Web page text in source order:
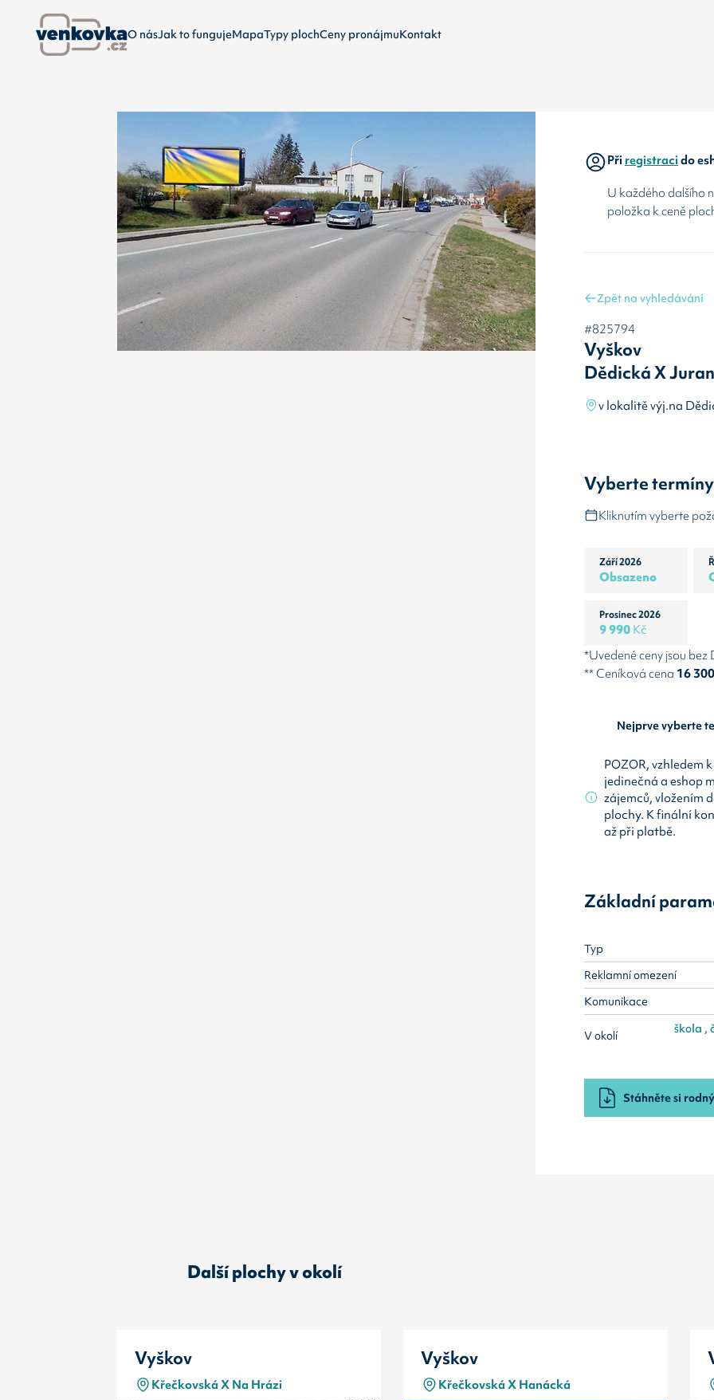
O násJak to fungujeMapaTypy plochCeny pronájmuKontakt
Přiregistracido
U každého dalšího
položka k ceně
Zpět na vyhledávání
#825794
Vyškov
Dědická X
v lokalitě výj.na
Vyberte
Kliknutím vyberte
Září 2026
Obsazeno
Prosinec 2026
9 990Kč
*Uvedené ceny jsou bez
** Ceníková cena 16 300
Nejprve vyberte
POZOR, vzhledem
jedinečná a eshop
zájemců, vložením
plochy. K finální
až při platbě.
Základní
Typ
Reklamní omezení
Komunikace
V okolí
škola ,
Stáhněte si
Další plochy v okolí
Vyškov
Křečkovská X Na Hrázi
Vyškov
Křečkovská X Hanácká